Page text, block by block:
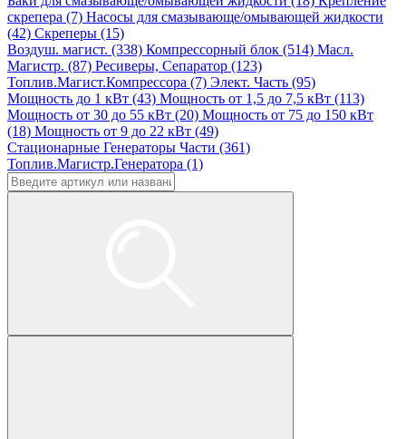
скрепера (7) Насосы для смазывающе/омывающей жидкости
(42) Скреперы (15)
Воздуш. магист. (338) Компрессорный блок (514) Масл.
Магистр. (87) Ресиверы, Сепаратор (123)
Топлив.Магист.Компрессора (7) Элект. Часть (95)
Мощность до 1 кВт (43) Мощность от 1,5 до 7,5 кВт (113)
Мощность от 30 до 55 кВт (20) Мощность от 75 до 150 кВт
(18) Мощность от 9 до 22 кВт (49)
Стационарные Генераторы Части (361)
Топлив.Магистр.Генератора (1)